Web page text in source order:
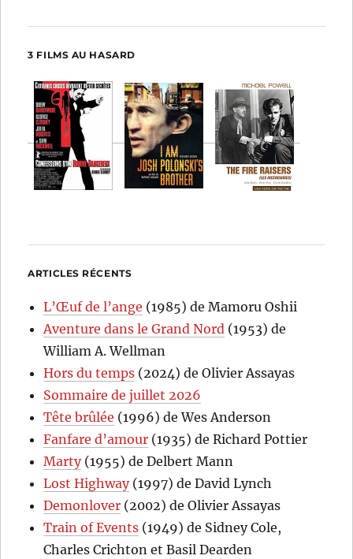
3 FILMS AU HASARD
ARTICLES RÉCENTS
L’Œuf de l’ange (1985) de Mamoru Oshii
Aventure dans le Grand Nord (1953) de
William A. Wellman
Hors du temps (2024) de Olivier Assayas
Sommaire de juillet 2026
Tête brûlée (1996) de Wes Anderson
Fanfare d’amour (1935) de Richard Pottier
Marty(1955) de Delbert Mann
Lost Highway(1997) de David Lynch
Demonlover (2002) de Olivier Assayas
Train of Events (1949) de Sidney Cole,
Charles Crichton et Basil Dearden